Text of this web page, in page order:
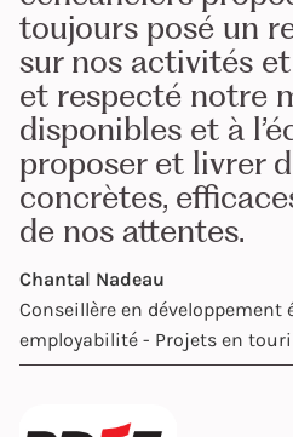
toujours posé un
sur nos activités
et respecté notre
disponibles et à
proposer et livrer
concrètes,
de nos attentes.
Chantal Nadeau
Conseillère en développement
employabilité - Projets en